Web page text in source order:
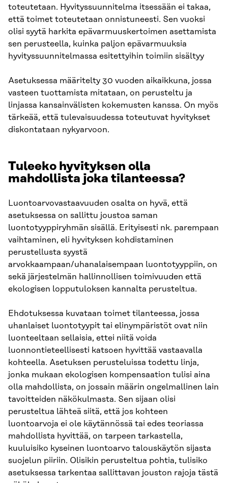
toteutetaan. Hyvityssuunnitelma itsessään ei takaa,
että toimet toteutetaan onnistuneesti. Sen vuoksi
olisi syytä harkita epävarmuuskertoimen asettamista
sen perusteella, kuinka paljon epävarmuuksia
hyvityssuunnitelmassa esitettyihin toimiin sisältyy
Asetuksessa määritelty 30 vuoden aikaikkuna, jossa
vasteen tuottamista mitataan, on perusteltu ja
linjassa kansainvälisten kokemusten kanssa. On myös
tärkeää, että tulevaisuudessa toteutuvat hyvitykset
diskontataan nykyarvoon.
Tuleeko hyvityksen olla
mahdollista joka tilanteessa?
Luontoarvovastaavuuden osalta on hyvä, että
asetuksessa on sallittu joustoa saman
luontotyyppiryhmän sisällä. Erityisesti nk. parempaan
vaihtaminen, eli hyvityksen kohdistaminen
perustellusta syystä
arvokkaampaan/uhanalaisempaan luontotyyppiin, on
sekä järjestelmän hallinnollisen toimivuuden että
ekologisen lopputuloksen kannalta perusteltua.
Ehdotuksessa kuvataan toimet tilanteessa, jossa
uhanlaiset luontotyypit tai elinympäristöt ovat niin
luonteeltaan sellaisia, ettei niitä voida
luonnontieteellisesti katsoen hyvittää vastaavalla
kohteella. Asetuksen perusteluissa todettu linja,
jonka mukaan ekologisen kompensaation tulisi aina
olla mahdollista, on jossain määrin ongelmallinen lain
tavoitteiden näkökulmasta. Sen sijaan olisi
perusteltua lähteä siitä, että jos kohteen
luontoarvoja ei ole käytännössä tai edes teoriassa
mahdollista hyvittää, on tarpeen tarkastella,
kuuluisiko kyseinen luontoarvo talouskäytön sijasta
suojelun piiriin. Olisikin perusteltua pohtia, tulisiko
asetuksessa tarkentaa sallittavan jouston rajoja tästä